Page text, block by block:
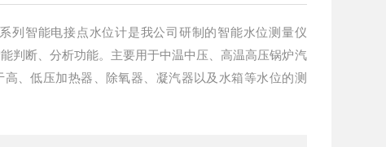
判断、分析功能。主要用于中温中压、高温高压锅炉汽
、低压加热器、除氧器、凝汽器以及水箱等水位的测